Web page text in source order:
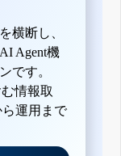
横断し、
Agent機
です。
情報取
運用まで